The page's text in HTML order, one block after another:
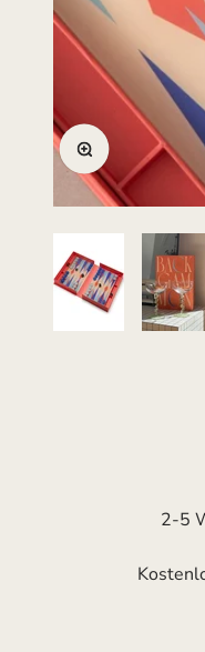
Bild vergrößern
2-5